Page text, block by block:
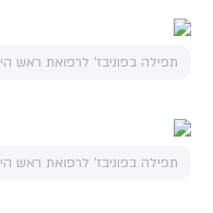
תפילה בפוניבז' לרפואת ראש
תפילה בפוניבז' לרפואת ראש